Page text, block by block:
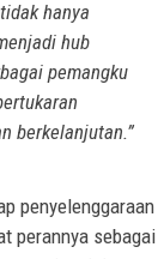
hanya
hub
pemangku
berkelanjutan.”
penyelenggaraan
perannya sebagai